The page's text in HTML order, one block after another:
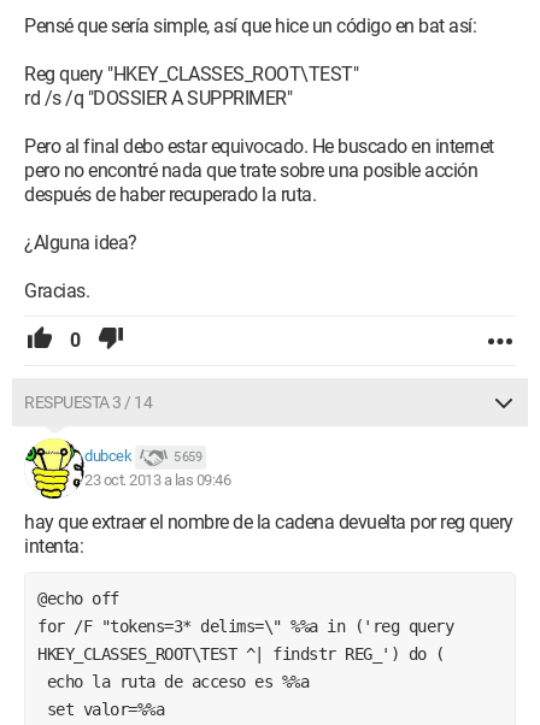
Pensé que sería simple, así que hice un código en bat así:
Reg query "HKEY_CLASSES_ROOT\TEST"
rd /s /q "DOSSIER A SUPPRIMER"
Pero al final debo estar equivocado. He buscado en internet
pero no encontré nada que trate sobre una posible acción
después de haber recuperado la ruta.
¿Alguna idea?
Gracias.
0
RESPUESTA 3 / 14
dubcek 5 659
23 oct. 2013 a las 09:46
hay que extraer el nombre de la cadena devuelta por reg query
intenta:
@echo off
for /F "tokens=3* delims=\" %%a in ('reg query
HKEY_CLASSES_ROOT\TEST ^| findstr REG_') do (
echo la ruta de acceso es %%a
set valor=%%a